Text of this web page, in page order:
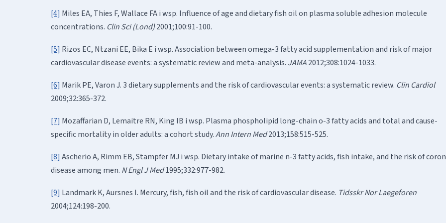
[4] Miles EA, Thies F, Wallace FA i wsp. Influence of age and dietary fish oil on plasma soluble adhesion molecule
concentrations. Clin Sci (Lond)2001;100:91-100.
[5] Rizos EC, Ntzani EE, Bika E i wsp. Association between omega-3 fatty acid supplementation and risk of major
cardiovascular disease events: a systematic review and meta-analysis. JAMA2012;308:1024-1033.
[6] Marik PE, Varon J. 3 dietary supplements and the risk of cardiovascular events: a systematic review. Clin Cardiol
2009;32:365-372.
[7] Mozaffarian D, Lemaitre RN, King IB i wsp. Plasma phospholipid long-chain o-3 fatty acids and total and cause-
specific mortality in older adults: a cohort study.Ann Intern Med2013;158:515-525.
[8] Ascherio A, Rimm EB, Stampfer MJ i wsp. Dietary intake of marine n-3 fatty acids, fish intake, and the risk of
disease among men. N Engl J Med1995;332:977-982.
[9] Landmark K, Aursnes I. Mercury, fish, fish oil and the risk of cardiovascular disease. Tidsskr Nor Laegeforen
2004;124:198-200.